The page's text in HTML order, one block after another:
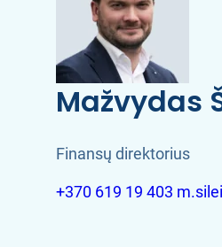
Mažvydas
Finansų direktorius
+370 619 19 403